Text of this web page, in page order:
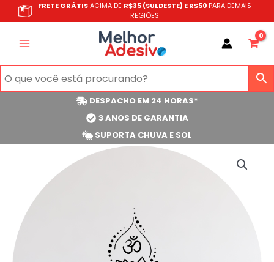
para
FRETE GRÁTISACIMA DE R$35 (SULDESTE) E R$50 PARA DEMAIS
REGIÕES
DESPACHO EM 24 HORAS*
3 ANOS DE GARANTIA
SUPORTA CHUVA E SOL